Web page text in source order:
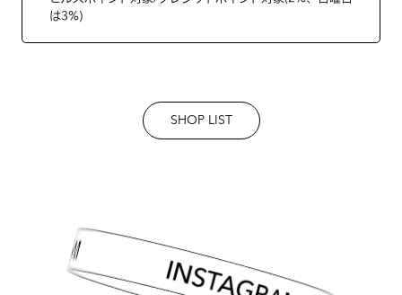
は3%)
SHOP LIST
INSTAGRAM